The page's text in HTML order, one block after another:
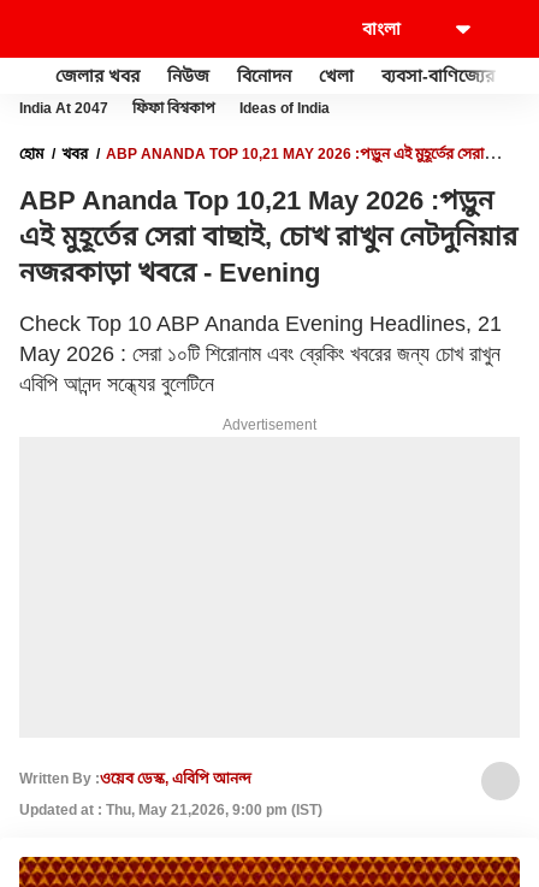
জেলার খবর নিউজ বিনোদন খেলা ব্যবসা-বাণিজ্যের
India At 2047 ফিফা বিশ্বকাপ Ideas of India
হোম খবর
ABP ANANDA TOP 10,21 MAY 2026 :পড়ুন এই মুহূর্তের সেরা
ABP Ananda Top 10,21 May 2026 :পড়ুন
এই মুহূর্তের সেরা বাছাই, চোখ রাখুন নেটদুনিয়ার
নজরকাড়া খবরে - Evening
Check Top 10 ABP Ananda Evening Headlines, 21
May 2026 : সেরা ১০টি শিরোনাম এবং ব্রেকিং খবরের জন্য চোখ রাখুন
এবিপি আনন্দ সন্ধ্যের বুলেটিনে
Advertisement
Written By :ওয়েব ডেস্ক, এবিপি আনন্দ
Updated at : Thu, May 21,2026, 9:00 pm (IST)